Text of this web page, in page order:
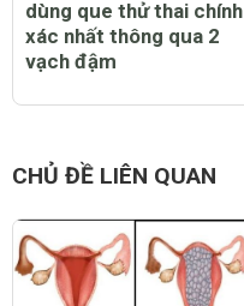
dùng que thử thai chính
xác nhất thông qua 2
vạch đậm
CHỦ ĐỀ LIÊN QUAN